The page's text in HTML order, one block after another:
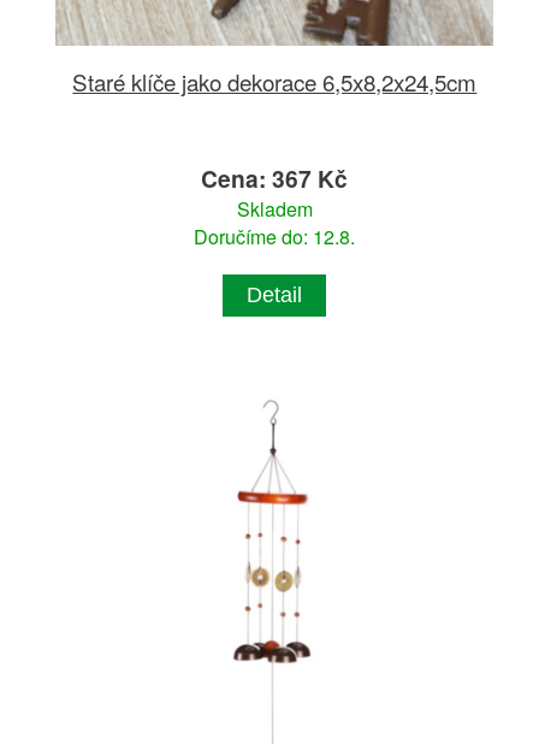
Staré klíče jako dekorace 6,5x8,2x24,5cm
Cena: 367 Kč
Skladem
Doručíme do: 12.8.
Detail